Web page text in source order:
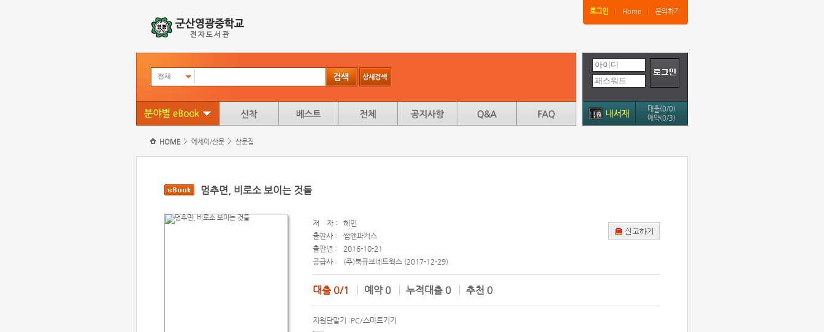
로그인 Home 문의하기
전체
대출(0/0)
예약(0/3)
HOME 에세이/산문 산문집
멈추면, 비로소 보이는 것들
저 자 :
혜민
출판사 :
쌤앤파커스
출판년 :
2016-10-21
공급사 :
(주)북큐브네트웍스 (2017-12-29)
대출 0/1 예약 0 누적대출 0 추천 0
지원단말기 :PC/스마트기기